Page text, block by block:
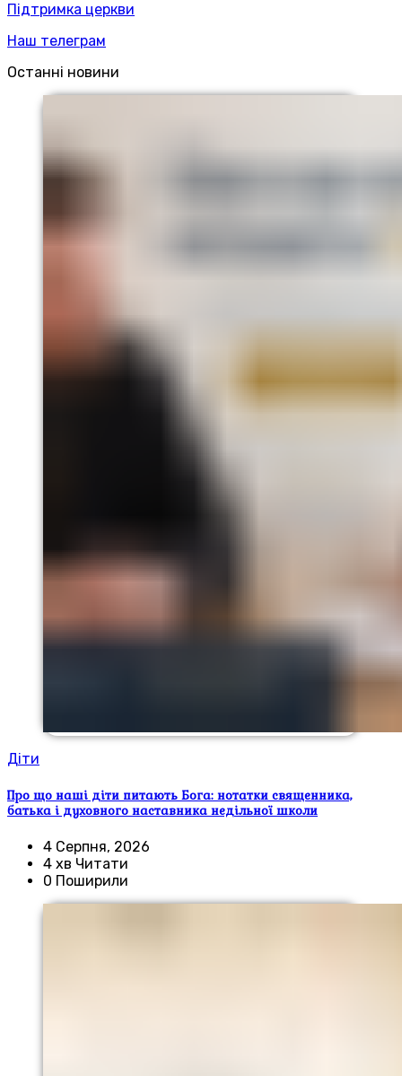
Підтримка церкви
Наш телеграм
Останні новини
Діти
Про що наші діти питають Бога: нотатки священника,
батька і духовного наставника недільної школи
4 Серпня, 2026
4 хв Читати
0 Поширили